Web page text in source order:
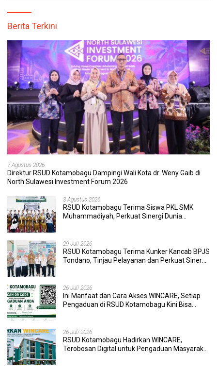
Berita Terkini
7 Agustus 2026
Direktur RSUD Kotamobagu Dampingi Wali Kota dr. Weny Gaib di
North Sulawesi Investment Forum 2026
3 Agustus 2026
RSUD Kotamobagu Terima Siswa PKL SMK
Muhammadiyah, Perkuat Sinergi Dunia
29 Juli 2026
RSUD Kotamobagu Terima Kunker Kancab BPJS
Tondano, Tinjau Pelayanan dan Perkuat Sinergi
26 Juli 2026
Ini Manfaat dan Cara Akses WINCARE, Setiap
Pengaduan di RSUD Kotamobagu Kini Bisa
26 Juli 2026
RSUD Kotamobagu Hadirkan WINCARE,
Terobosan Digital untuk Pengaduan Masyarakat